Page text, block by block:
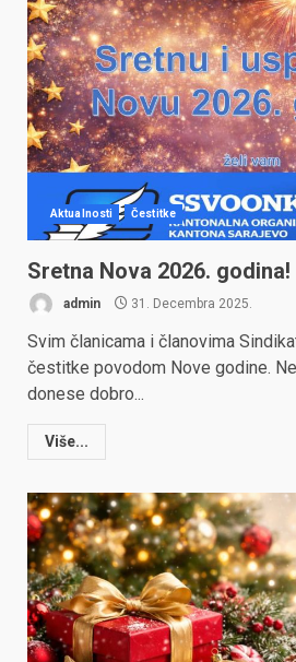
Aktualnosti Čestitke
Sretna Nova 2026. godina!
admin 31. Decembra 2025.
Svim članicama i članovima
čestitke povodom Nove godine.
donese dobro...
Više...